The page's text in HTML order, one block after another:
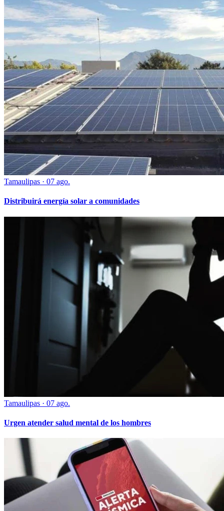
Tamaulipas · 07 ago.
Distribuirá energía solar a comunidades
Tamaulipas · 07 ago.
Urgen atender salud mental de los hombres